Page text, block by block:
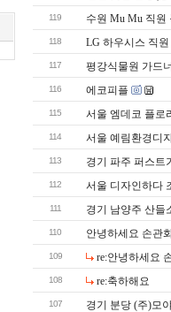
119 수원 Mu Mu 직원
118 LG 하우시스 직
117 평강식물원 가드너
116 에코피플
115 서울 엠데코 플로
114 서울 예림환경디
113 경기 파주 퍼스트
112 서울 디자인하다
111 경기 남양주 산들
110 안녕하세요 손관
109 re:안녕하세요
108 re:축하해요
107 경기 분당 (주)모